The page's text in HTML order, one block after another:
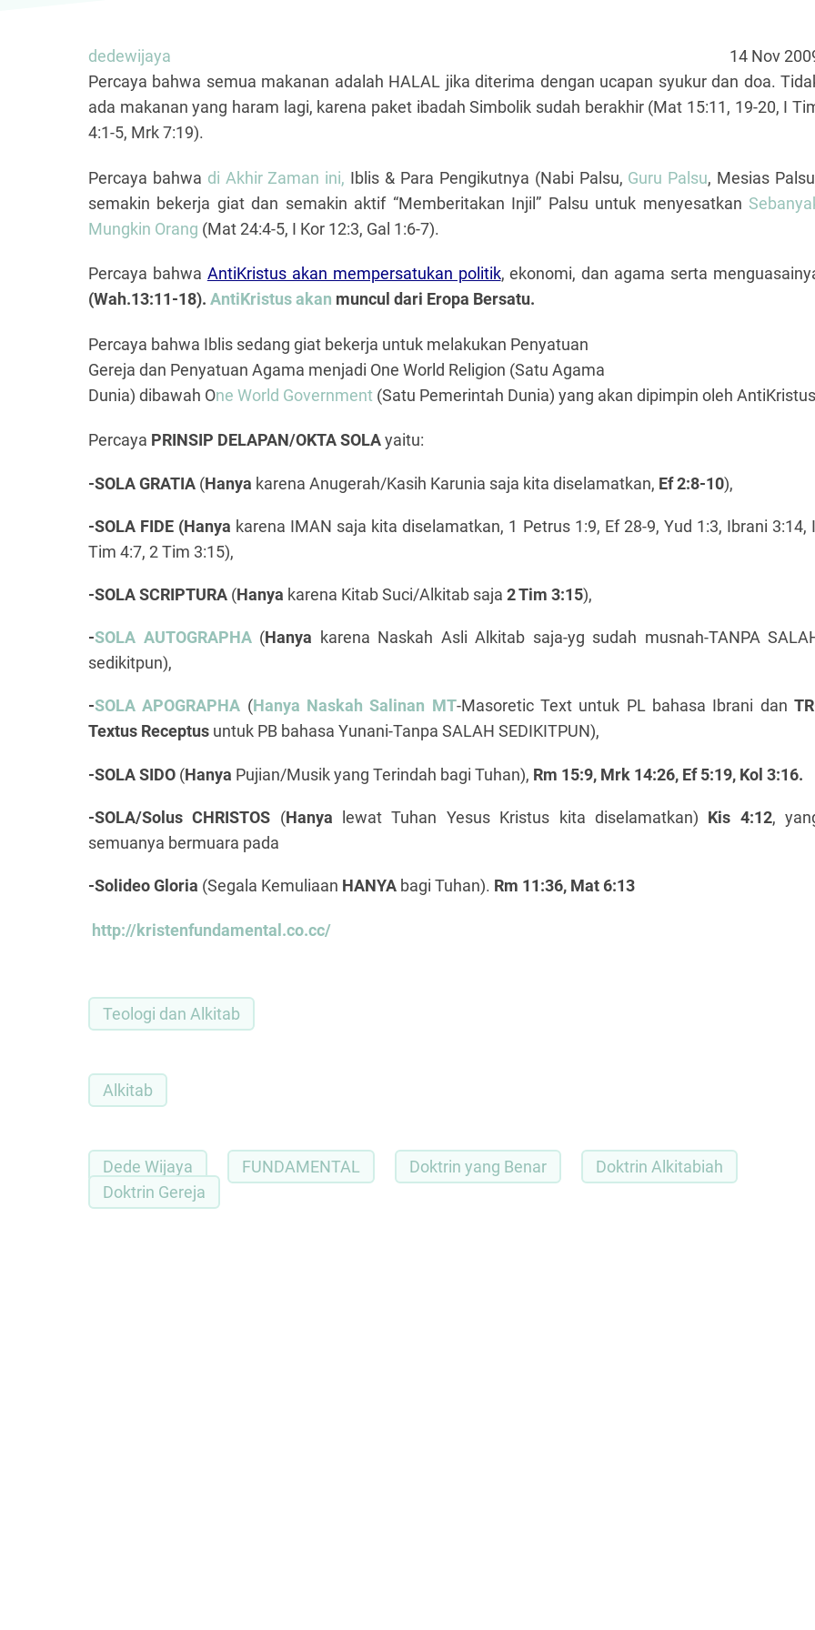
dedewijaya
14 Nov
Percaya bahwa semua makanan adalah HALAL jika diterima dengan ucapan syukur dan doa.
ada makanan yang haram lagi, karena paket ibadah Simbolik sudah berakhir(Mat 15:11, 19-20, I
4:1-5, Mrk 7:19).
Percaya bahwa di Akhir Zaman ini, Iblis & Para Pengikutnya (Nabi Palsu, Guru Palsu, Mesias
semakin bekerja giat dan semakin aktif “Memberitakan Injil” Palsu untuk menyesatkan
Mungkin Orang (Mat 24:4-5, I Kor 12:3, Gal 1:6-7).
Percaya bahwa AntiKristus akan mempersatukan politik, ekonomi, dan agama serta
(Wah.13:11-18). AntiKristus akan muncul dari Eropa Bersatu.
Percaya bahwa Iblis sedang giat bekerja untuk melakukan Penyatuan
Gereja dan Penyatuan Agama menjadi One World Religion (Satu Agama
Dunia) dibawah One World Government (Satu Pemerintah Dunia) yang akan dipimpin oleh
Percaya PRINSIP DELAPAN/OKTA SOLAyaitu:
-SOLA GRATIA (Hanya karena Anugerah/Kasih Karunia saja kita diselamatkan, Ef 2:8-10),
-SOLA FIDE (Hanya karena IMAN saja kita diselamatkan, 1 Petrus 1:9, Ef 28-9, Yud 1:3, Ibrani 3:14,
Tim 4:7, 2 Tim 3:15),
-SOLA SCRIPTURA (Hanya karena Kitab Suci/Alkitab saja 2 Tim 3:15),
-SOLA AUTOGRAPHA (Hanya karena Naskah Asli Alkitab saja-yg sudah musnah-TANPA
sedikitpun),
-SOLA APOGRAPHA (Hanya Naskah Salinan MT-Masoretic Text untuk PL bahasa Ibrani dan
Textus Receptus untuk PB bahasa Yunani-Tanpa SALAH SEDIKITPUN),
-SOLA SIDO (Hanya Pujian/Musik yang Terindah bagi Tuhan), Rm 15:9, Mrk 14:26, Ef 5:19, Kol 3:16.
-SOLA/Solus CHRISTOS (Hanya lewat Tuhan Yesus Kristus kita diselamatkan) Kis 4:12,
semuanya bermuara pada
-Solideo Gloria (Segala Kemuliaan HANYA bagi Tuhan). Rm 11:36, Mat 6:13
http://kristenfundamental.co.cc/
Teologi dan Alkitab
Alkitab
Dede Wijaya FUNDAMENTAL Doktrin yang Benar
Doktrin Alkitabiah
Doktrin Gereja